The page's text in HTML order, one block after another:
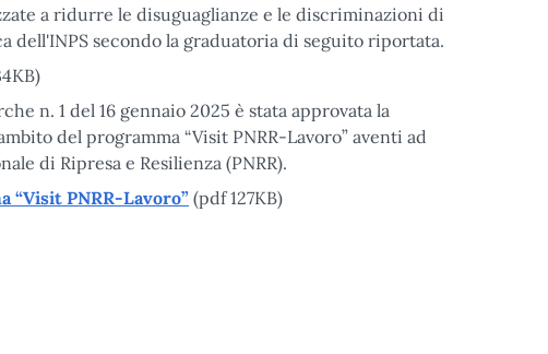
a ridurre le disuguaglianze e le discriminazioni di
secondo la graduatoria di seguito riportata.
n. 1 del 16 gennaio 2025 è stata approvata la
del programma “Visit PNRR-Lavoro” aventi ad
di Ripresa e Resilienza (PNRR).
“Visit PNRR-Lavoro” (pdf 127KB)